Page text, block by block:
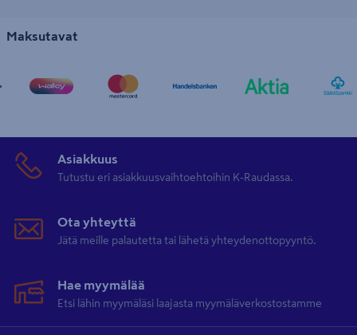
Maksutavat
Asiakkuus
Tutustu eri asiakkuusvaihtoehtoihin K-Raudassa.
Ota yhteyttä
Jätä meille palautetta tai lähetä yhteydenottopyyntö.
Hae myymälää
Etsi lähin myymäläsi laajasta myymäläverkostostamme